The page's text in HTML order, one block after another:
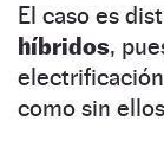
El caso es
híbridos,
como sin